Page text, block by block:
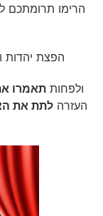
הרימו תרומתכם
הפצת יהדות
ולפחותתאמרו
העזרהלתת את